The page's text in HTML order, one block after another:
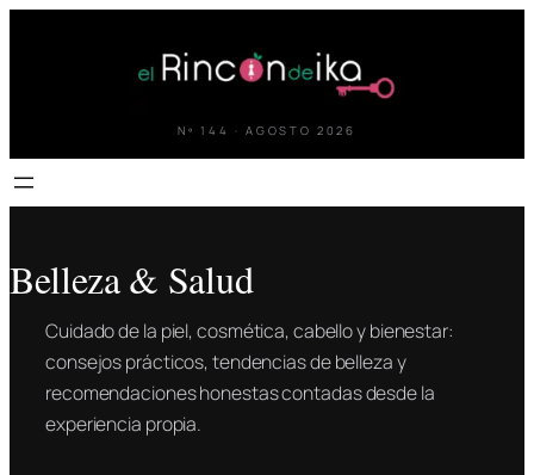
Nº 144 · AGOSTO 2026
Belleza & Salud
Cuidado de la piel, cosmética, cabello y bienestar:
consejos prácticos, tendencias de belleza y
recomendaciones honestas contadas desde la
experiencia propia.